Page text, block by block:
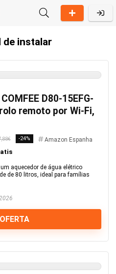
instalar
D80-15EFG-
remoto por Wi-Fi,
-24% Amazon Espanha
um aquecedor de água elétrico
de 80 litros, ideal para famílias